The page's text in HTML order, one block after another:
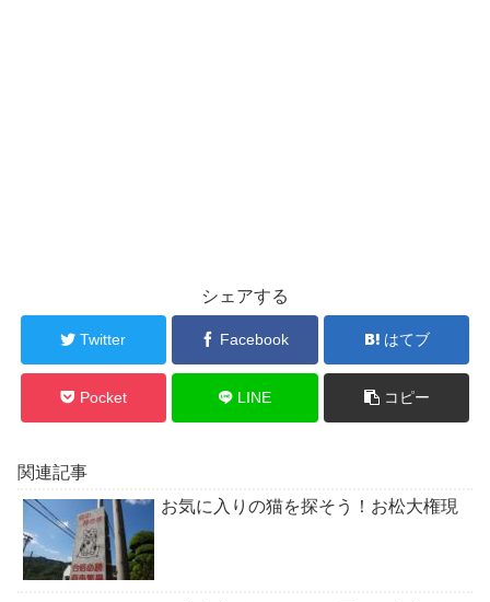
シェアする
Twitter Facebook はてブ
Pocket LINE コピー
関連記事
お気に入りの猫を探そう！お松大権現